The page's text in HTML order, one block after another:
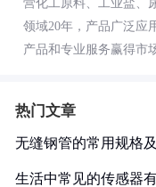
营化工原料、工业盐、
领域20年，产品广泛应
产品和专业服务赢得市
热门文章
无缝钢管的常用规格
生活中常见的传感器